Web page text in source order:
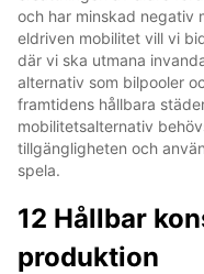
och har minskad negativ
eldriven mobilitet vill vi
där vi ska utmana
alternativ som bilpooler
framtidens hållbara
mobilitetsalternativ
tillgängligheten och
spela.
12 Hållbar
produktion